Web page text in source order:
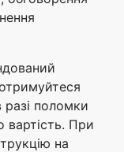
разі поломки
вартість. При
на